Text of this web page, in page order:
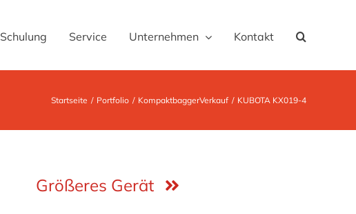
Schulung Service Unternehmen Kontakt
Startseite Portfolio KompaktbaggerVerkauf KUBOTA KX019-4
Größeres Gerät